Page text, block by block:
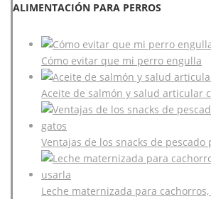
ALIMENTACIÓN PARA PERROS
Cómo evitar que mi perro engulla
Aceite de salmón y salud articular
Ventajas de los snacks de pescado
Leche maternizada para